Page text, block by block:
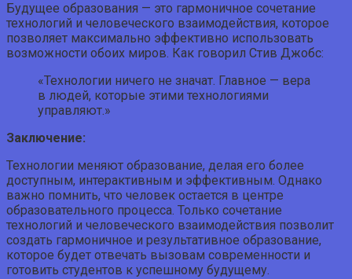
Будущее образования — это гармоничное сочетание
технологий и человеческого взаимодействия, которое
позволяет максимально эффективно использовать
возможности обоих миров. Как говорил Стив Джобс:
«Технологии ничего не значат. Главное — вера
в людей, которые этими технологиями
управляют.»
Заключение:
Технологии меняют образование, делая его более
доступным, интерактивным и эффективным. Однако
важно помнить, что человек остается в центре
образовательного процесса. Только сочетание
технологий и человеческого взаимодействия позволит
создать гармоничное и результативное образование,
которое будет отвечать вызовам современности и
готовить студентов к успешному будущему.